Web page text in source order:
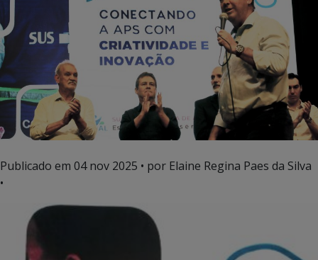
Publicado em 04 nov 2025 • por Elaine Regina Paes da Silva
•